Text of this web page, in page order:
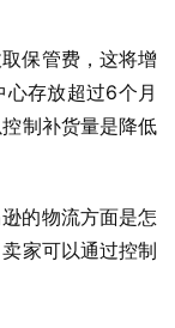
保管费，这将增
存放超过6个月
制补货量是降低
的物流方面是怎
家可以通过控制